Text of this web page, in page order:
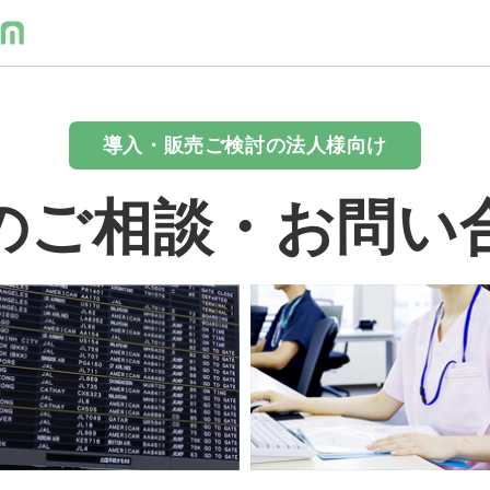
導入・販売ご検討の法人様向け
ご相談・お問い